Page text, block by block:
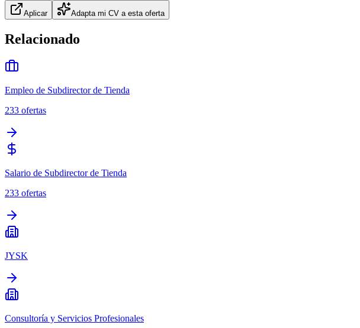
Aplicar Adapta mi CV a esta oferta
Relacionado
Empleo de Subdirector de Tienda
233 ofertas
Salario de Subdirector de Tienda
233 ofertas
JYSK
Consultoría y Servicios Profesionales